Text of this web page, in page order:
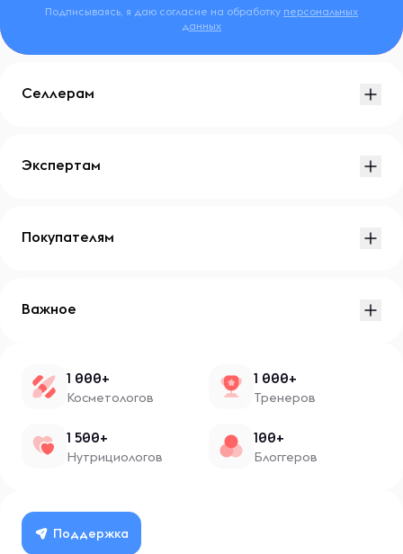
Подписываясь, я даю согласие на обработку персональных
данных
Селлерам
Экспертам
Покупателям
Важное
1 000+
Косметологов
1 000+
Тренеров
1 500+
Нутрициологов
100+
Блоггеров
Поддержка